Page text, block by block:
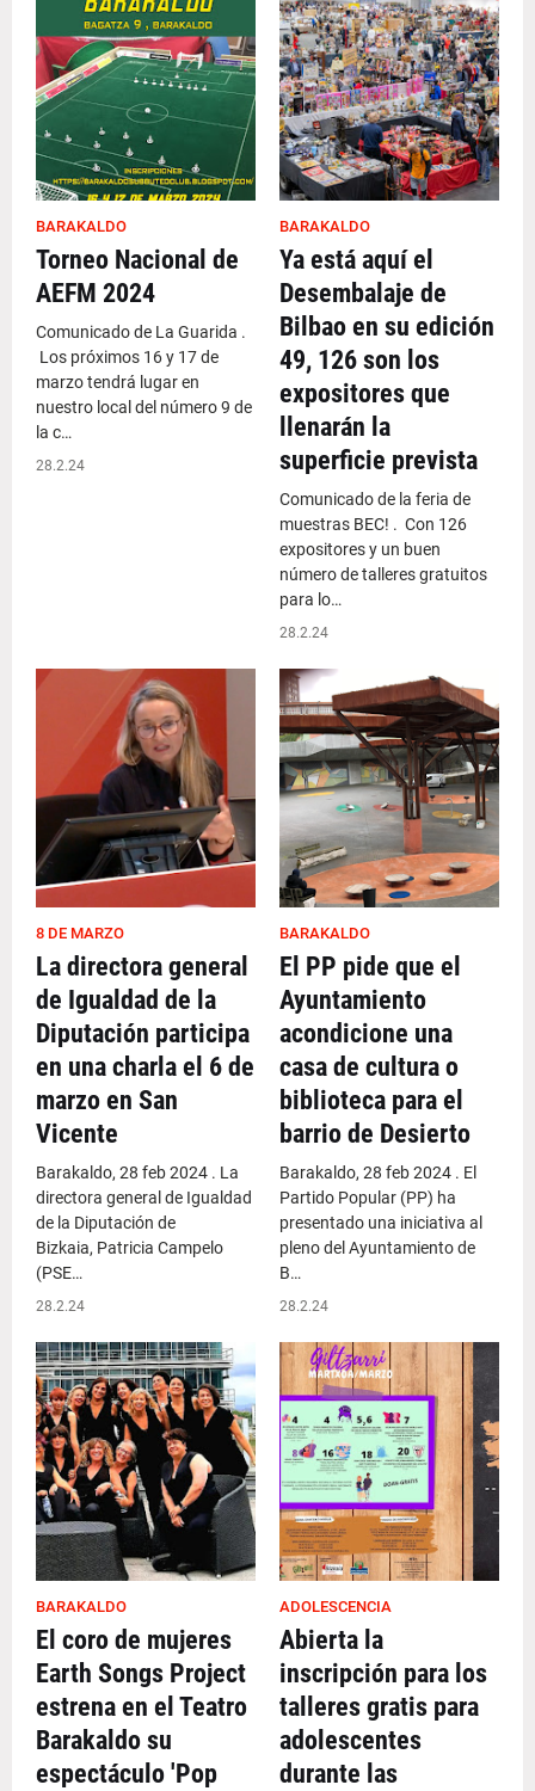
BARAKALDO
Torneo Nacional de
AEFM 2024
Comunicado de La Guarida .
Los próximos 16 y 17 de
marzo tendrá lugar en
nuestro local del número 9 de
la c…
28.2.24
BARAKALDO
Ya está aquí el
Desembalaje de
Bilbao en su edición
49, 126 son los
expositores que
llenarán la
superficie prevista
Comunicado de la feria de
muestras BEC! . Con 126
expositores y un buen
número de talleres gratuitos
para lo…
28.2.24
8 DE MARZO
La directora general
de Igualdad de la
Diputación participa
en una charla el 6 de
marzo en San
Vicente
Barakaldo, 28 feb 2024 . La
directora general de Igualdad
de la Diputación de
Bizkaia, Patricia Campelo
(PSE…
28.2.24
BARAKALDO
El PP pide que el
Ayuntamiento
acondicione una
casa de cultura o
biblioteca para el
barrio de Desierto
Barakaldo, 28 feb 2024 . El
Partido Popular (PP) ha
presentado una iniciativa al
pleno del Ayuntamiento de
B…
28.2.24
BARAKALDO
El coro de mujeres
Earth Songs Project
estrena en el Teatro
Barakaldo su
espectáculo 'Pop
ADOLESCENCIA
Abierta la
inscripción para los
talleres gratis para
adolescentes
durante las